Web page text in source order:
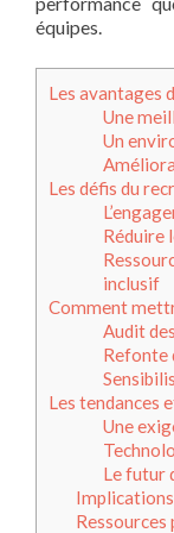
équipes.
Les avantages
Une
Un
Les défis du
Réduire
inclusif
Comment
Audit
Refonte
Les tendances
Une
Le futur